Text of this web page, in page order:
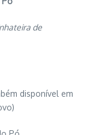
de
disponível em